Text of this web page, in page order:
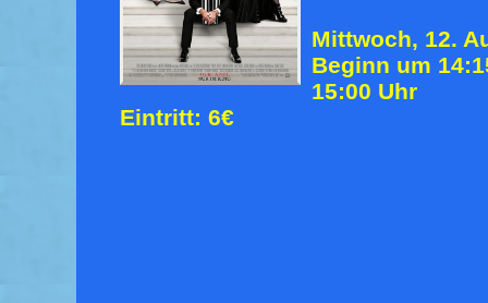
Mittwoch, 12.
Beginn um
15:00 Uhr
Eintritt: 6€